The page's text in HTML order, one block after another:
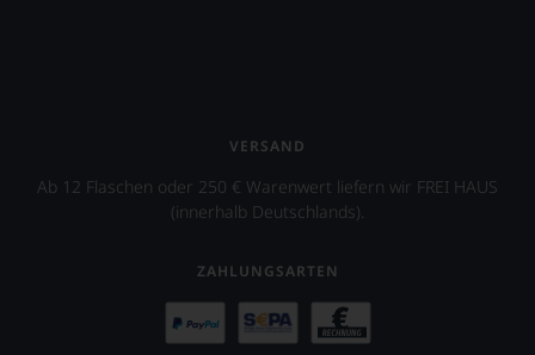
VERSAND
Ab 12 Flaschen oder 250 € Warenwert liefern wir FREI HAUS
(innerhalb Deutschlands).
ZAHLUNGSARTEN